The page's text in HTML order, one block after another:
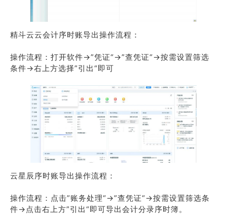
精斗云云会计序时账导出操作流程：
操作流程：打开软件→”凭证“→”查凭证“→按需设置筛选
条件→右上方选择”引出“即可
云星辰序时账导出操作流程：
操作流程：点击”账务处理“→”查凭证“→按需设置筛选条
件→点击右上方”引出“即可导出会计分录序时簿。